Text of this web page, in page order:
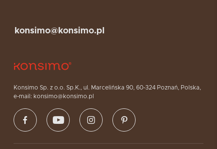
Konsimo Sp. z o.o. Sp.K., ul. Marcelińska 90, 60-324 Poznań, Polska,
e-mail: konsimo@konsimo.pl
konsimo@konsimo.pl